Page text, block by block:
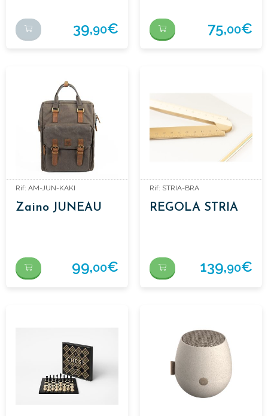
39,90€
Monte Rosa
75,00€
Rif: AM-JUN-KAKI
Zaino JUNEAU
99,00€
Rif: STRIA-BRA
REGOLA STRIA
139,90€